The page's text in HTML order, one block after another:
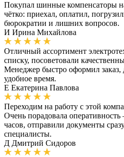
Покупал шинные компенсаторы
чётко: приехал, оплатил,
бюрократии и лишних вопросов.
И Ирина Михайлова
Отличный ассортимент
списку, посоветовали
Менеджер быстро оформил заказ,
удобное время.
Е Екатерина Павлова
Переходим на работу с этой
Очень порадовала оперативность
часов, отправили документы
специалисты.
Д Дмитрий Сидоров